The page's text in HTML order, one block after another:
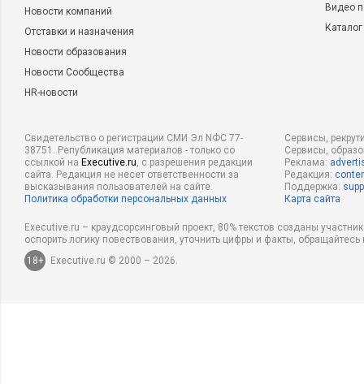
Новости компаний
Отставки и назначения
Новости образования
Новости Сообщества
HR-новости
Видео
Свидетельство о регистрации СМИ Эл NФС 77-
38751. Републикация материалов - только со
ссылкой на Executive.ru, с разрешения редакции
сайта. Редакция не несет ответственности за
высказывания пользователей на сайте.
Политика обработки персональных данных
Сервисы,
Сервисы,
Реклама:
Редакция:
Поддержка:
Карта сайта
Executive.ru – краудсорсинговый проект, 80% текстов созданы
оспорить логику повествования, уточнить цифры и факты,
18+
Executive.ru © 2000 – 2026.